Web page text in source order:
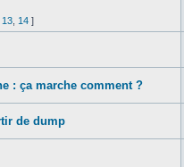
13 14 ]
: ça marche comment ?
de dump